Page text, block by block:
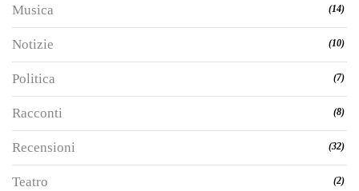
Musica (14)
Notizie (10)
Politica (7)
Racconti (8)
Recensioni (32)
Teatro (2)